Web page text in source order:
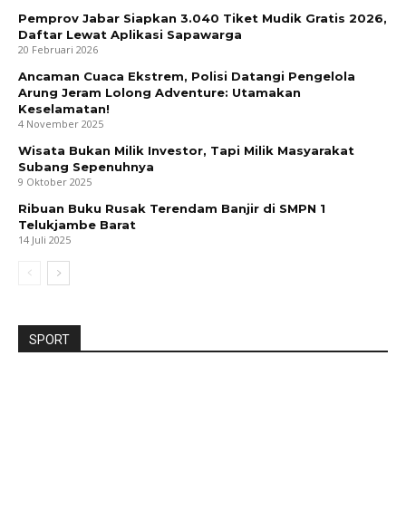
Pemprov Jabar Siapkan 3.040 Tiket Mudik Gratis 2026,
Daftar Lewat Aplikasi Sapawarga
20 Februari 2026
Ancaman Cuaca Ekstrem, Polisi Datangi Pengelola
Arung Jeram Lolong Adventure: Utamakan
Keselamatan!
4 November 2025
Wisata Bukan Milik Investor, Tapi Milik Masyarakat
Subang Sepenuhnya
9 Oktober 2025
Ribuan Buku Rusak Terendam Banjir di SMPN 1
Telukjambe Barat
14 Juli 2025
SPORT